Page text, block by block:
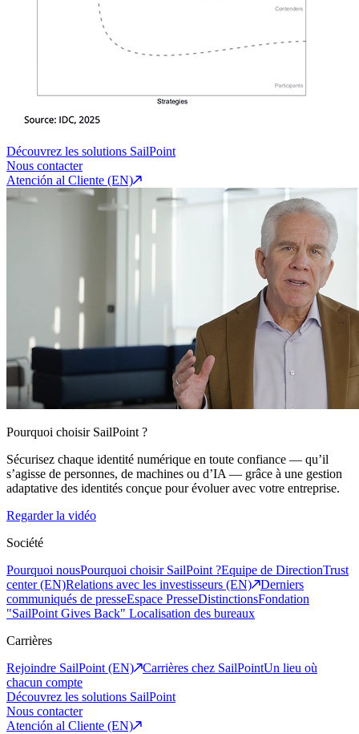
Découvrez les solutions SailPoint
Nous contacter
Atención al Cliente (EN)
Pourquoi choisir SailPoint ?
Sécurisez chaque identité numérique en toute confiance — qu’il
s’agisse de personnes, de machines ou d’IA — grâce à une gestion
adaptative des identités conçue pour évoluer avec votre entreprise.
Regarder la vidéo
Société
Pourquoi nousPourquoi choisir SailPoint ?Equipe de DirectionTrust
center (EN)Relations avec les investisseurs (EN)
Derniers
communiqués de presseEspace PresseDistinctionsFondation
"SailPoint Gives Back" Localisation des bureaux
Carrières
Rejoindre SailPoint (EN)
Carrières chez SailPointUn lieu où
chacun compte
Découvrez les solutions SailPoint
Nous contacter
Atención al Cliente (EN)